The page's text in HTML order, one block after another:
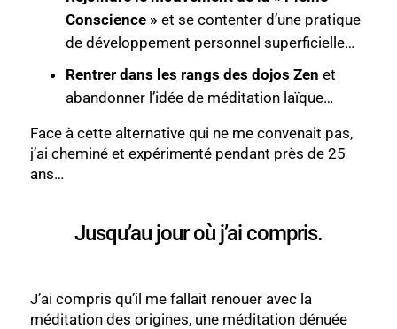
Conscience » et se contenter d’une pratique
de développement personnel superficielle…
Rentrer dans les rangs des dojos Zen et
abandonner l’idée de méditation laïque…
Face à cette alternative qui ne me convenait pas,
j’ai cheminé et expérimenté pendant près de 25
ans…
Jusqu’au jour où j’ai compris.
J’ai compris qu’il me fallait renouer avec la
méditation des origines, une méditation dénuée